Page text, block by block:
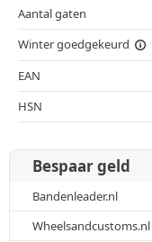
Aantal gaten
Winter goedgekeurd
EAN
HSN
Bespaar geld
Bandenleader.nl
Wheelsandcustoms.nl